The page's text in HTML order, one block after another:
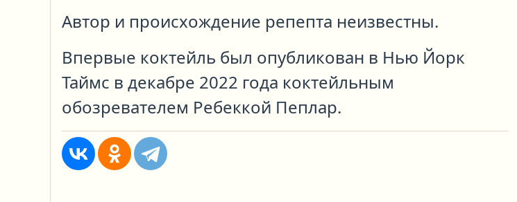
Автор и происхождение репепта неизвестны.
Впервые коктейль был опубликован в Нью Йорк
Таймс в декабре 2022 года коктейльным
обозревателем Ребеккой Пеплар.